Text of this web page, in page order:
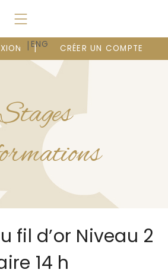
FR | ENG CRÉER UN COMPTE
fil d’or Niveau 2
14 h